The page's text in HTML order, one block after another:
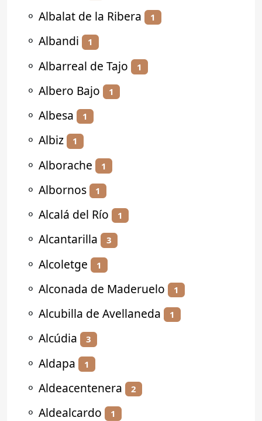
⚬ Albalat de la Ribera 1
⚬ Albandi 1
⚬ Albarreal de Tajo 1
⚬ Albero Bajo 1
⚬ Albesa 1
⚬ Albiz 1
⚬ Alborache 1
⚬ Albornos 1
⚬ Alcalá del Río 1
⚬ Alcantarilla 3
⚬ Alcoletge 1
⚬ Alconada de Maderuelo 1
⚬ Alcubilla de Avellaneda 1
⚬ Alcúdia 3
⚬ Aldapa 1
⚬ Aldeacentenera 2
⚬ Aldealcardo 1